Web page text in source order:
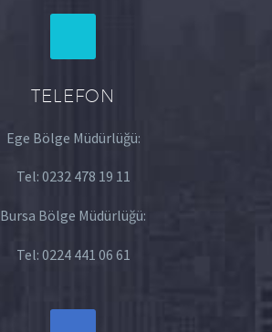
TELEFON
Ege Bölge Müdürlüğü:
Tel: 0232 478 19 11
Bursa Bölge Müdürlüğü:
Tel: 0224 441 06 61